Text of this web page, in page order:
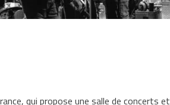
qui propose une salle de concerts et